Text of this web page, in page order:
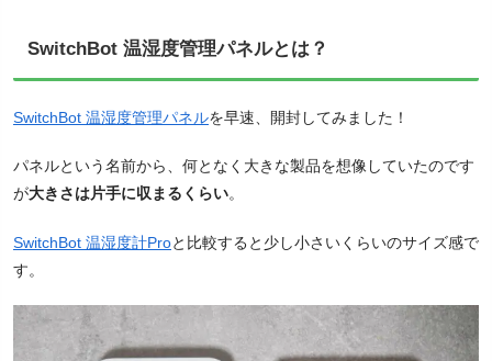
SwitchBot 温湿度管理パネルとは？
SwitchBot 温湿度管理パネルを早速、開封してみました！
パネルという名前から、何となく大きな製品を想像していたのです
が大きさは片手に収まるくらい。
SwitchBot 温湿度計Proと比較すると少し小さいくらいのサイズ感で
す。